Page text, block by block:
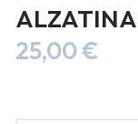
25,00€